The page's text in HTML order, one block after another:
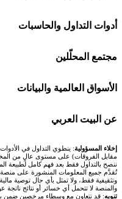
اكسنس Exness
منصة بينانس
اكس تي بي XTB
شركات تداول في
شركات تداول في
شركات تداول في قطر
شركات تداول في
🌍 كل البورصات العربية
🇸🇦 السوق السعودية
🇦🇪 أسواق الإمارات
🇪🇬 البورصة المصرية
🇶🇦 بورصة قطر
أدوات التداول والحاسبات
🕌 حاسبة الزكاة
💱 محول العملات
🧮 حاسبة حجم اللوت
📊 حاسبة قيمة النقطة
💰 حاسبة ربح الفوركس
مجتمع المحلّلين
🧱 حائط المجتمع
🏆 لوحة المحلّلين
✍️ اكتب تحليلك
الأسواق العالمية والبيانات
🌐 المؤشرات العالمية
🥇 سعر الذهب اليوم
🥇 أسعار الذهب
عن البيت العربي
من نحن
تواصل معنا
إخلاء المسؤولية: ينطوي التداول في الأدوات
مقابل الفروقات) على مستوى عالٍ من
ننصح بالتداول فقط بعد فهم كامل لطبيعة
تُقدَّم جميع المعلومات المنشورة على منصة
وتثقيفية فقط، ولا تمثل بأي حال توصية
والمنصة لا تتحمل أي خسائر أو نتائج ناتجة
تنويه: قد نتعاون مع وسطاء مرخصين ضمن